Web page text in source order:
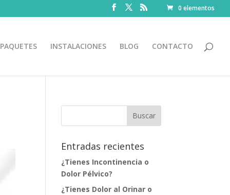
0 elementos
PAQUETES INSTALACIONES BLOG CONTACTO
Entradas recientes
¿Tienes Incontinencia o
Dolor Pélvico?
¿Tienes Dolor al Orinar o